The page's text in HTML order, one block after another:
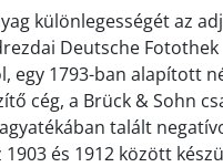
különlegességét az
Deutsche Fotothek
egy 1793-ban alapított
cég, a Brück & Sohn
talált
1903 és 1912 között